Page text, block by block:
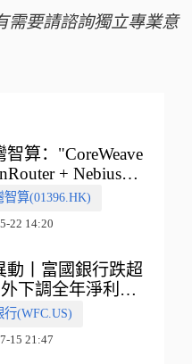
需要請諮詢獨立專業意
智算："CoreWeave
+ Nebius"
合的中國智算新範
智算(01396.HK)
22 14:20
動丨富國銀行跌超
下調全年淨利息
引
行(WFC.US)
15 21:47